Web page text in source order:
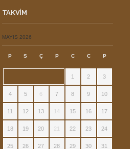
TAKVIM
MAYIS 2026
P S Ç P C C P
1 2 3
4 5 6 7 8 9 10
11 12 13 14 15 16 17
18 19 20 21 22 23 24
25 26 27 28 29 30 31